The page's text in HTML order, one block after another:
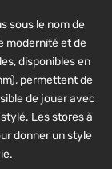
sous le nom de
modernité et de
disponibles en
permettent de
de jouer avec
Les stores à
donner un style